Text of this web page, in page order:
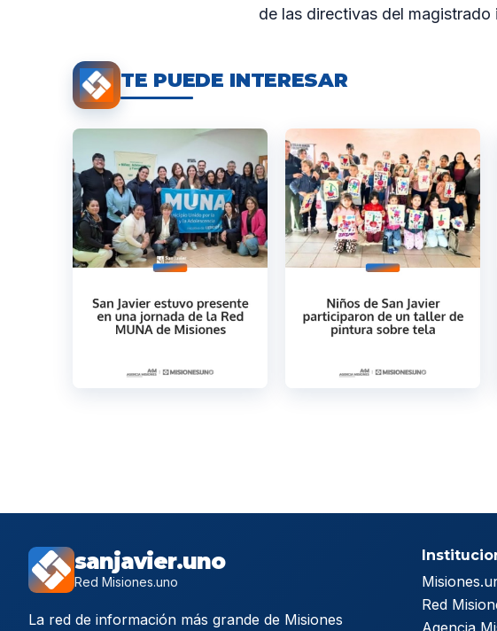
de las directivas del magistrado
TE PUEDE INTERESAR
sanjavier.uno
Red Misiones.uno
La red de información más grande de Misiones
Red
Agencia